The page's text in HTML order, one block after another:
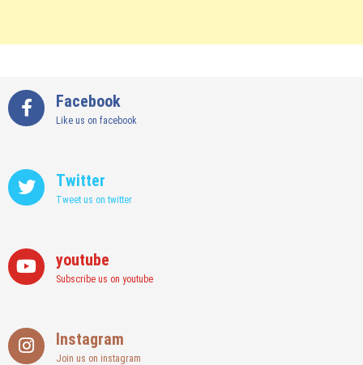
Facebook
Like us on facebook
Twitter
Tweet us on twitter
youtube
Subscribe us on youtube
Instagram
Join us on instagram